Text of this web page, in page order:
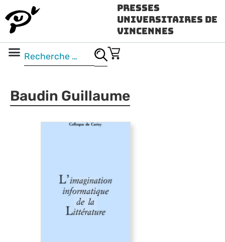
Presses
Universitaires de
Vincennes
Baudin Guillaume